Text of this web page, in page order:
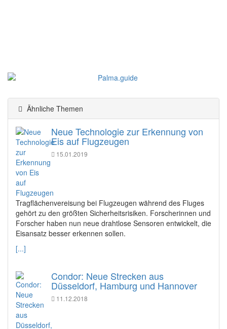
Ähnliche Themen
Neue Technologie zur Erkennung von
Eis auf Flugzeugen
15.01.2019
Tragflächenvereisung bei Flugzeugen während des Fluges
gehört zu den größten Sicherheitsrisiken. Forscherinnen und
Forscher haben nun neue drahtlose Sensoren entwickelt, die
Eisansatz besser erkennen sollen.
[...]
Condor: Neue Strecken aus
Düsseldorf, Hamburg und Hannover
11.12.2018